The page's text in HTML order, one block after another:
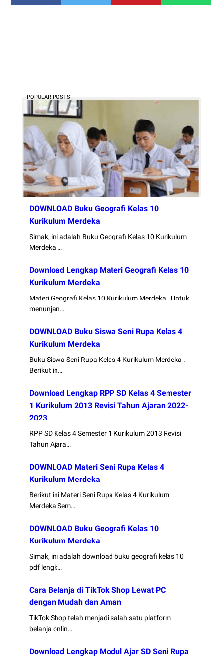
POPULAR POSTS
DOWNLOAD Buku Geografi Kelas 10
Kurikulum Merdeka
Simak, ini adalah Buku Geografi Kelas 10 Kurikulum
Merdeka …
Download Lengkap Materi Geografi Kelas 10
Kurikulum Merdeka
Materi Geografi Kelas 10 Kurikulum Merdeka . Untuk
menunjan…
DOWNLOAD Buku Siswa Seni Rupa Kelas 4
Kurikulum Merdeka
Buku Siswa Seni Rupa Kelas 4 Kurikulum Merdeka .
Berikut in…
Download Lengkap RPP SD Kelas 4 Semester
1 Kurikulum 2013 Revisi Tahun Ajaran 2022-
2023
RPP SD Kelas 4 Semester 1 Kurikulum 2013 Revisi
Tahun Ajara…
DOWNLOAD Materi Seni Rupa Kelas 4
Kurikulum Merdeka
Berikut ini Materi Seni Rupa Kelas 4 Kurikulum
Merdeka Sem…
DOWNLOAD Buku Geografi Kelas 10
Kurikulum Merdeka
Simak, ini adalah download buku geografi kelas 10
pdf lengk…
Cara Belanja di TikTok Shop Lewat PC
dengan Mudah dan Aman
TikTok Shop telah menjadi salah satu platform
belanja onlin…
Download Lengkap Modul Ajar SD Seni Rupa